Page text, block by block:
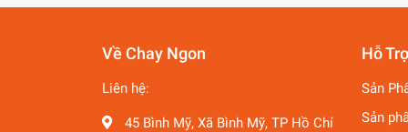
Về Chay Ngon
Liên hệ:
45 Bình Mỹ, Xã Bình Mỹ, TP Hồ Chí
Hỗ
Sản
Sản